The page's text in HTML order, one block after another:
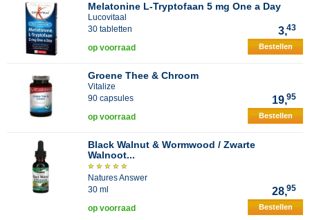
Melatonine L-Tryptofaan 5 mg One a Day
Lucovitaal
30 tabletten
3,43
op voorraad Bestellen
Groene Thee & Chroom
Vitalize
90 capsules
19,95
op voorraad Bestellen
Black Walnut & Wormwood / Zwarte
Walnoot...
Natures Answer
30 ml
28,95
op voorraad Bestellen